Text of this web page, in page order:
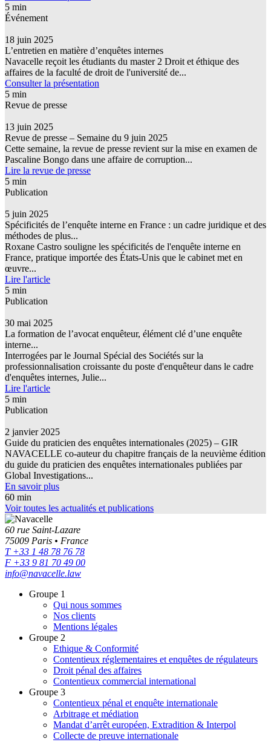
5 min
Événement
18 juin 2025
L’entretien en matière d’enquêtes internes
Navacelle reçoit les étudiants du master 2 Droit et éthique des
affaires de la faculté de droit de l'université de...
Consulter la présentation
5 min
Revue de presse
13 juin 2025
Revue de presse – Semaine du 9 juin 2025
Cette semaine, la revue de presse revient sur la mise en examen de
Pascaline Bongo dans une affaire de corruption...
Lire la revue de presse
5 min
Publication
5 juin 2025
Spécificités de l’enquête interne en France : un cadre juridique et des
méthodes de plus...
Roxane Castro souligne les spécificités de l'enquête interne en
France, pratique importée des États-Unis que le cabinet met en
œuvre...
Lire l'article
5 min
Publication
30 mai 2025
La formation de l’avocat enquêteur, élément clé d’une enquête
interne...
Interrogées par le Journal Spécial des Sociétés sur la
professionnalisation croissante du poste d'enquêteur dans le cadre
d'enquêtes internes, Julie...
Lire l'article
5 min
Publication
2 janvier 2025
Guide du praticien des enquêtes internationales (2025) – GIR
NAVACELLE co-auteur du chapitre français de la neuvième édition
du guide du praticien des enquêtes internationales publiées par
Global Investigations...
En savoir plus
60 min
Voir toutes les actualités et publications
60 rue Saint-Lazare
75009 Paris • France
T +33 1 48 78 76 78
F +33 9 81 70 49 00
info@navacelle.law
Groupe 1
Qui nous sommes
Nos clients
Mentions légales
Groupe 2
Ethique & Conformité
Contentieux réglementaires et enquêtes de régulateurs
Droit pénal des affaires
Contentieux commercial international
Groupe 3
Contentieux pénal et enquête internationale
Arbitrage et médiation
Mandat d’arrêt européen, Extradition & Interpol
Collecte de preuve internationale